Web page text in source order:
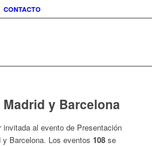
CONTACTO
y Barcelona
al evento de Presentación
Barcelona. Los eventos 108se